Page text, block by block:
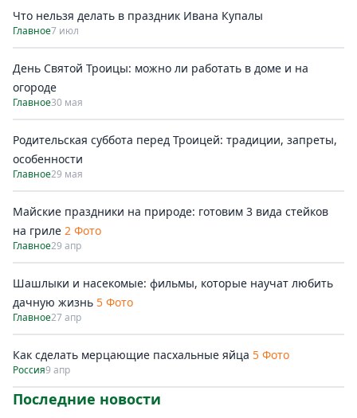
Что нельзя делать в праздник Ивана Купалы
Главное7 июл
День Святой Троицы: можно ли работать в доме и на
огороде
Главное30 мая
Родительская суббота перед Троицей: традиции, запреты,
особенности
Главное29 мая
Майские праздники на природе: готовим 3 вида стейков
на гриле 2 Фото
Главное29 апр
Шашлыки и насекомые: фильмы, которые научат любить
дачную жизнь 5 Фото
Главное27 апр
Как сделать мерцающие пасхальные яйца 5 Фото
Россия9 апр
Последние новости